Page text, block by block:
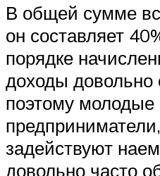
В общей сумме
он составляет
порядке
доходы
поэтому молодые
задействуют
довольно часто